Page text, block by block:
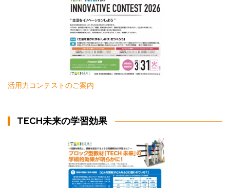
活用力コンテストのご案内
TECH未来の学習効果